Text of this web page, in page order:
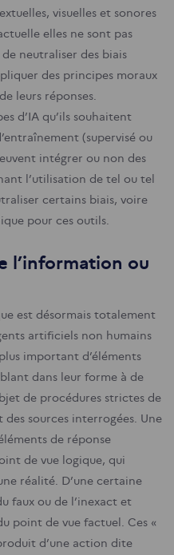
visuelles et sonores
elles ne sont pas
neutraliser des biais
des principes moraux
leurs réponses.
d’IA qu’ils souhaitent
(supervisé ou
intégrer ou non des
l’utilisation de tel ou tel
certains biais, voire
pour ces outils.
l’information ou
est désormais totalement
artificiels non humains
important d’éléments
dans leur forme à de
de procédures strictes de
sources interrogées. Une
de réponse
de vue logique, qui
réalité. D’une certaine
faux ou de l’inexact et
point de vue factuel. Ces «
d’une action dite